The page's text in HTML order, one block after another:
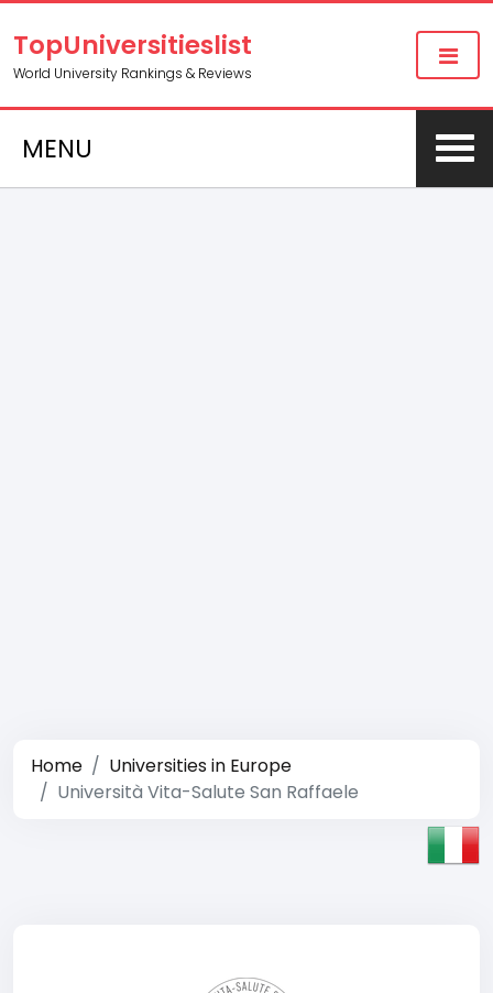
TopUniversitieslist
World University Rankings & Reviews
MENU
Home
Universities in Europe
Università Vita-Salute San Raffaele